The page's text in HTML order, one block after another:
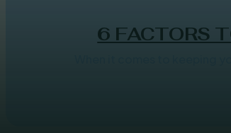
6 FACTORS